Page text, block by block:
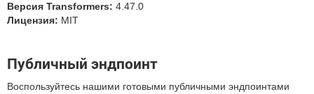
Версия Transformers: 4.47.0
Лицензия: MIT
Публичный эндпоинт
Воспользуйтесь нашими готовыми публичными эндпоинтами